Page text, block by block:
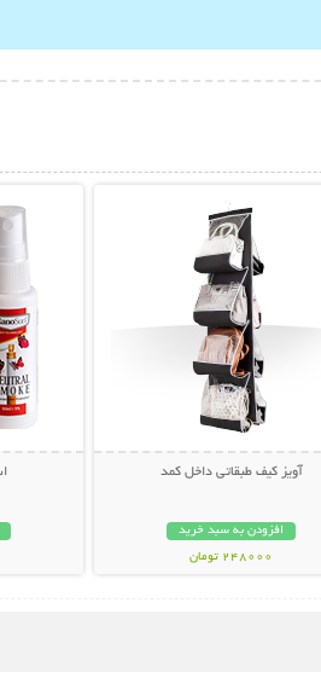
آویز کیف طبقاتی داخل کمد
افزودن به سبد خرید
248000 تومان